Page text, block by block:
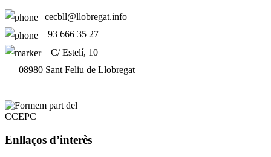
cecbll@llobregat.info
93 666 35 27
C/ Estelí, 10
08980 Sant Feliu de Llobregat
Enllaços d’interès